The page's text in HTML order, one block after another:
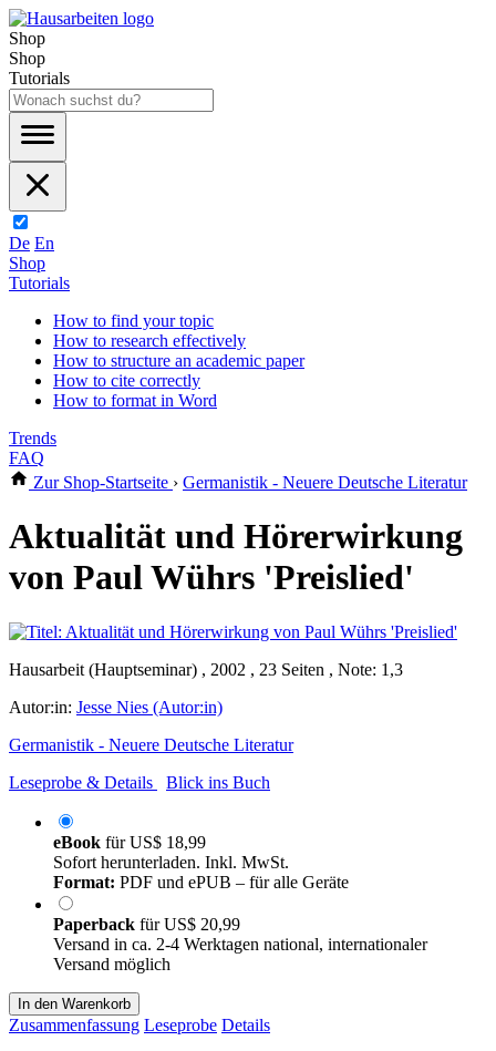
Shop
Shop
Tutorials
De En
Shop
Tutorials
How to find your topic
How to research effectively
How to structure an academic paper
How to cite correctly
How to format in Word
Trends
FAQ
Zur Shop-Startseite › Germanistik - Neuere Deutsche Literatur
Aktualität und Hörerwirkung
von Paul Wührs 'Preislied'
Hausarbeit (Hauptseminar) , 2002 , 23 Seiten , Note: 1,3
Autor:in: Jesse Nies (Autor:in)
Germanistik - Neuere Deutsche Literatur
Leseprobe & Details
Blick ins Buch
eBook fürUS$ 18,99
Sofort herunterladen. Inkl. MwSt.
Format: PDF und ePUB – für alle Geräte
Paperback fürUS$ 20,99
Versand in ca. 2-4 Werktagen national, internationaler
Versand möglich
In den Warenkorb
Zusammenfassung Leseprobe Details